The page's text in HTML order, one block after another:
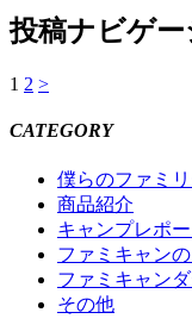
投稿ナビゲー
1 2 >
CATEGORY
僕らのファミ
商品紹介
キャンプレポー
ファミキャン
ファミキャン
その他